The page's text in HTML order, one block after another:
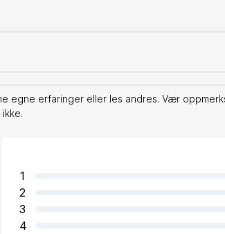
egne erfaringer eller les andres. Vær
1
2
3
4